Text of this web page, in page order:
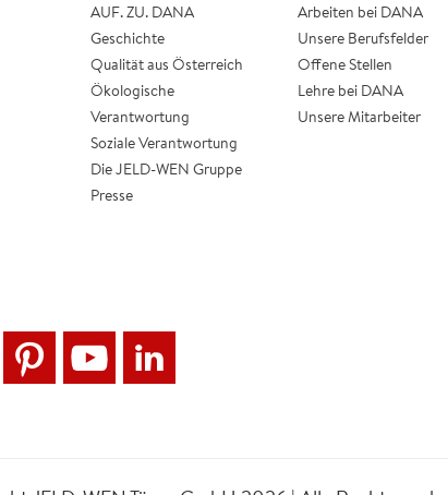
AUF. ZU. DANA
Geschichte
Qualität aus Österreich
Ökologische
Verantwortung
Soziale Verantwortung
Die JELD-WEN Gruppe
Presse
Arbeiten bei DANA
Unsere Berufsfelder
Offene Stellen
Lehre bei DANA
Unsere Mitarbeiter